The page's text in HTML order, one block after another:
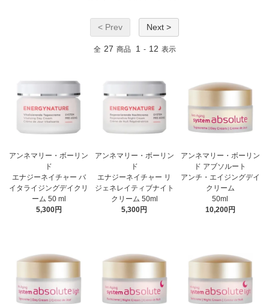
< Prev Next >
全 27 商品 1 - 12 表示
アンネマリー・ボーリン
ド
エナジーネイチャー バ
イタライジングデイクリ
ーム 50 ml
5,300円
アンネマリー・ボーリン
ド
エナジーネイチャー リ
ジェネレイティブナイト
クリーム 50ml
5,300円
アンネマリー・ボーリン
ド アブソルート
アンチ・エイジングデイ
クリーム
50ml
10,200円